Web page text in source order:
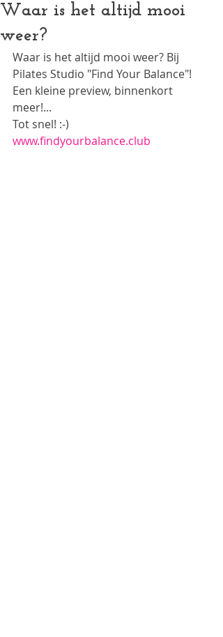
Waar is het altijd mooi
weer?
Waar is het altijd mooi weer? Bij
Pilates Studio "Find Your Balance"!
Een kleine preview, binnenkort
meer!...
Tot snel! :-)
www.findyourbalance.club